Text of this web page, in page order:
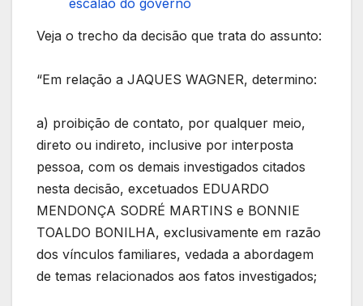
escalão do governo
Veja o trecho da decisão que trata do assunto:
“Em relação a JAQUES WAGNER, determino:
a) proibição de contato, por qualquer meio,
direto ou indireto, inclusive por interposta
pessoa, com os demais investigados citados
nesta decisão, excetuados EDUARDO
MENDONÇA SODRÉ MARTINS e BONNIE
TOALDO BONILHA, exclusivamente em razão
dos vínculos familiares, vedada a abordagem
de temas relacionados aos fatos investigados;